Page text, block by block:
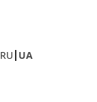
RU UA